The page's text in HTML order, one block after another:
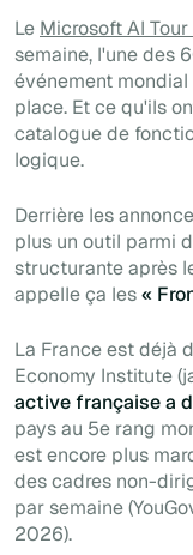
Le Microsoft AI
semaine, l'une des
événement
place. Et ce qu'ils
catalogue de
logique.
Derrière les
plus un outil parmi
structurante après
appelle ça les«
La France est déjà
Economy Institute
active française a
pays au 5e rang
est encore plus
des cadres non-
par semaine
2026).